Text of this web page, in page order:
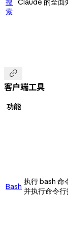
搜
索
Claude 的全面

客户端工具
功能
Bash
执行 bash 命
并执行命令行